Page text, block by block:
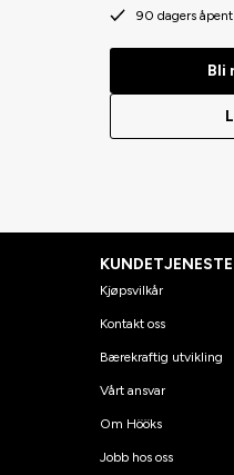
90 dagers
Bli
KUNDETJENESTE
Kjøpsvilkår
Kontakt oss
Bærekraftig utvikling
Vårt ansvar
Om Hööks
Jobb hos oss